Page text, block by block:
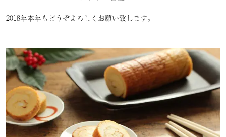
2018年本年もどうぞよろしくお願い致します。